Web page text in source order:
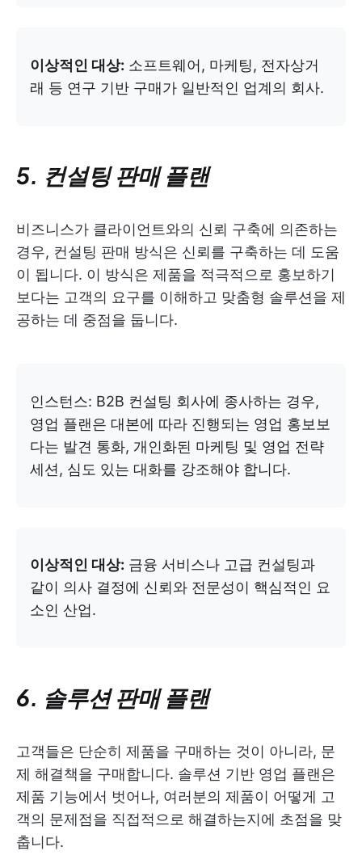
이상적인 대상: 소프트웨어, 마케팅, 전자상거
래 등 연구 기반 구매가 일반적인 업계의 회사.
5. 컨설팅 판매 플랜
비즈니스가 클라이언트와의 신뢰 구축에 의존하는
경우, 컨설팅 판매 방식은 신뢰를 구축하는 데 도움
이 됩니다. 이 방식은 제품을 적극적으로 홍보하기
보다는 고객의 요구를 이해하고 맞춤형 솔루션을 제
공하는 데 중점을 둡니다.
인스턴스: B2B 컨설팅 회사에 종사하는 경우,
영업 플랜은 대본에 따라 진행되는 영업 홍보보
다는 발견 통화, 개인화된 마케팅 및 영업 전략
세션, 심도 있는 대화를 강조해야 합니다.
이상적인 대상: 금융 서비스나 고급 컨설팅과
같이 의사 결정에 신뢰와 전문성이 핵심적인 요
소인 산업.
6. 솔루션 판매 플랜
고객들은 단순히 제품을 구매하는 것이 아니라, 문
제 해결책을 구매합니다. 솔루션 기반 영업 플랜은
제품 기능에서 벗어나, 여러분의 제품이 어떻게 고
객의 문제점을 직접적으로 해결하는지에 초점을 맞
춥니다.